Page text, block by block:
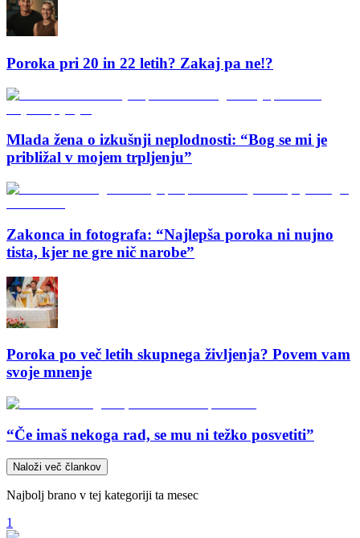
Poroka pri 20 in 22 letih? Zakaj pa ne!?
Mlada žena o izkušnji neplodnosti: “Bog se mi je
približal v mojem trpljenju”
Zakonca in fotografa: “Najlepša poroka ni nujno
tista, kjer ne gre nič narobe”
Poroka po več letih skupnega življenja? Povem vam
svoje mnenje
“Če imaš nekoga rad, se mu ni težko posvetiti”
Naloži več člankov
Najbolj brano v tej kategoriji ta mesec
1